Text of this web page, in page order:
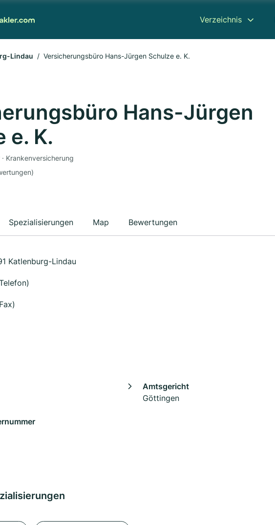
Verzeichnis
Lindau Versicherungsbüro Hans-Jürgen Schulze e. K.
Hans-Jürgen
e. K.
Krankenversicherung
Spezialisierungen Map Bewertungen
Katlenburg-Lindau
Amtsgericht
Göttingen